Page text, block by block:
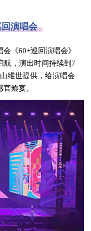
演唱会
《60+巡回演唱会》
航，演出时间持续到7
维世提供，给演唱会
飨宴。